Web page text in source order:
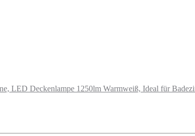
LED Deckenlampe 1250lm Warmweiß, Ideal für